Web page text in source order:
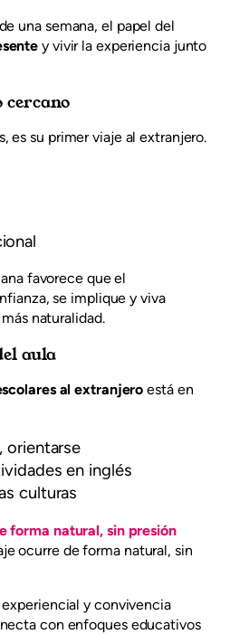
una semana, el papel del
y vivir la experiencia junto
cercano
es su primer viaje al extranjero.
favorece que el
se implique y viva
naturalidad.
aula
al extranjero está en
orientarse
en inglés
culturas
forma natural, sin presión
ocurre de forma natural, sin
y convivencia
con enfoques educativos